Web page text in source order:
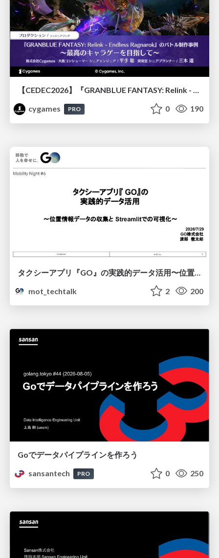
【CEDEC2026】『GRANBLUE FANTASY: Relink - Endless Ragnarok』のバトル制作事例 ～最高のキャラゲーを目指して～
cygames
PRO 0 190
mot_techtalk
2 200
Goでデータパイプラインを作ろう
sansantech
PRO 0 250